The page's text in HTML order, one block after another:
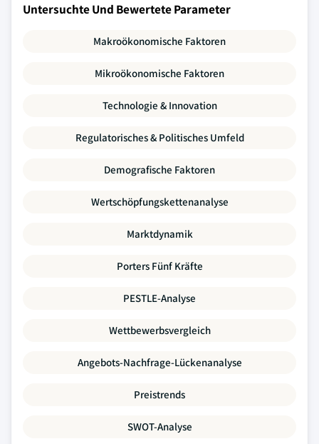
Untersuchte Und Bewertete Parameter
Makroökonomische Faktoren
Mikroökonomische Faktoren
Technologie & Innovation
Regulatorisches & Politisches Umfeld
Demografische Faktoren
Wertschöpfungskettenanalyse
Marktdynamik
Porters Fünf Kräfte
PESTLE-Analyse
Wettbewerbsvergleich
Angebots-Nachfrage-Lückenanalyse
Preistrends
SWOT-Analyse